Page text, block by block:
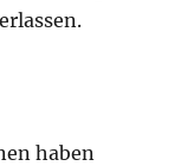
haben